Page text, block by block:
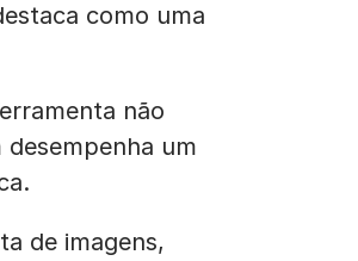
como uma
não
um
de imagens,